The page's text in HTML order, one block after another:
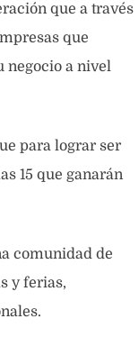
que a través
que
negocio a nivel
para lograr ser
15 que ganarán
comunidad de
y ferias,